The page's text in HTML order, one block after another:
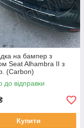
на бампер з
Seat Alhambra II з
(Carbon)
до відправки
Купити